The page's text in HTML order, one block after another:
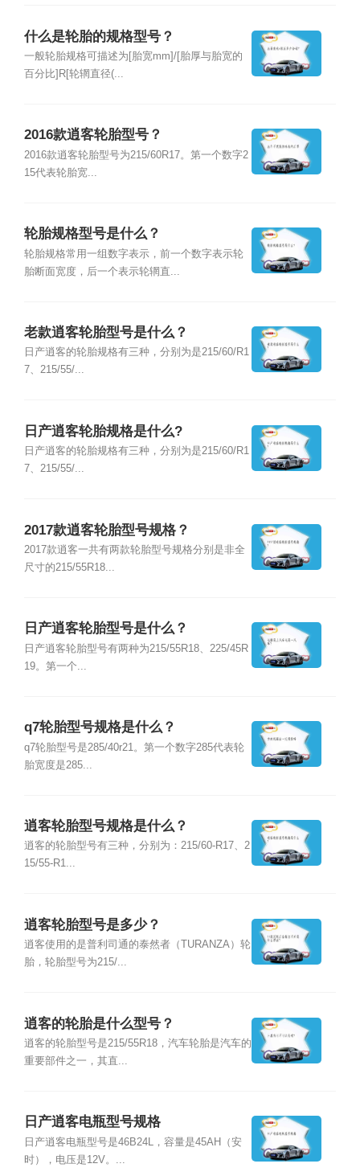
什么是轮胎的规格型号？
一般轮胎规格可描述为[胎宽mm]/[胎厚与胎宽的
百分比]R[轮辋直径(...
2016款逍客轮胎型号？
2016款逍客轮胎型号为215/60R17。第一个数字2
15代表轮胎宽...
轮胎规格型号是什么？
轮胎规格常用一组数字表示，前一个数字表示轮
胎断面宽度，后一个表示轮辋直...
老款逍客轮胎型号是什么？
日产逍客的轮胎规格有三种，分别为是215/60/R1
7、215/55/...
日产逍客轮胎规格是什么?
日产逍客的轮胎规格有三种，分别为是215/60/R1
7、215/55/...
2017款逍客轮胎型号规格？
2017款逍客一共有两款轮胎型号规格分别是非全
尺寸的215/55R18...
日产逍客轮胎型号是什么？
日产逍客轮胎型号有两种为215/55R18、225/45R
19。第一个...
q7轮胎型号规格是什么？
q7轮胎型号是285/40r21。第一个数字285代表轮
胎宽度是285...
逍客轮胎型号规格是什么？
逍客的轮胎型号有三种，分别为：215/60-R17、2
15/55-R1...
逍客轮胎型号是多少？
逍客使用的是普利司通的泰然者（TURANZA）轮
胎，轮胎型号为215/...
逍客的轮胎是什么型号？
逍客的轮胎型号是215/55R18，汽车轮胎是汽车的
重要部件之一，其直...
日产逍客电瓶型号规格
日产逍客电瓶型号是46B24L，容量是45AH（安
时），电压是12V。...